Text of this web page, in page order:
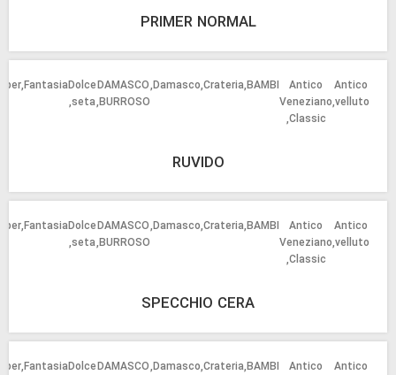
PRIMER NORMAL
Antico
velluto
Antico
Veneziano
Classic
BAMBI
Crateria
Damasco
DAMASCO
BURROSO
Dolce
seta
Fantasia
RUVIDO
Antico
velluto
Antico
Veneziano
Classic
BAMBI
Crateria
Damasco
DAMASCO
BURROSO
Dolce
seta
Fantasia
SPECCHIO CERA
Antico
Antico
BAMBI
Crateria
Damasco
DAMASCO
Dolce
Fantasia